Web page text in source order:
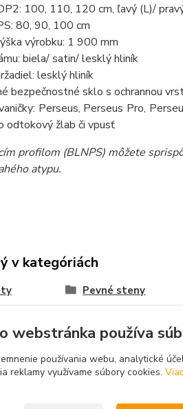
100, 110, 120 cm, ľavý (L)/
80, 90, 100 cm
výrobku: 1 900 mm
biela/ satin/ lesklý hliník
lesklý hliník
bezpečnostné sklo s ochrannou
Perseus, Perseus Pro,
odtokový žlab či vpusť
profilom (BLNPS) môžete
atypu.
v kategóriách
Pevné steny
webstránka používa
používania webu, analytické
reklamy využívame súbory cookies.